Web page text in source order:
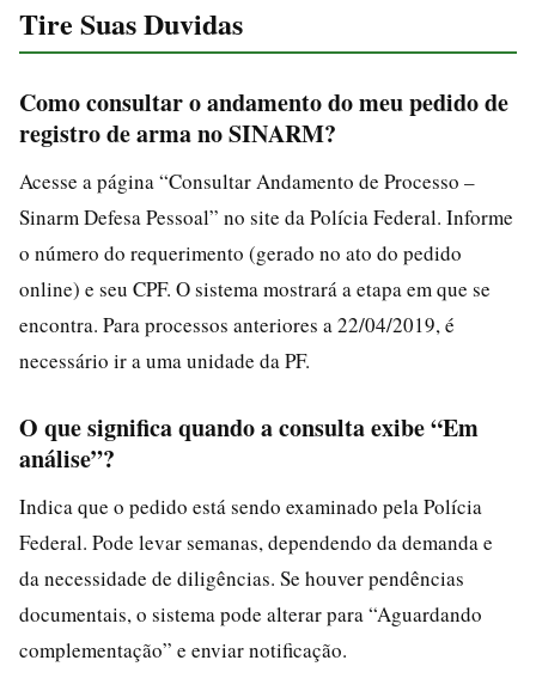
Tire Suas Duvidas
Como consultar o andamento do meu pedido de
registro de arma no SINARM?
Acesse a página “Consultar Andamento de Processo –
Sinarm Defesa Pessoal” no site da Polícia Federal. Informe
o número do requerimento (gerado no ato do pedido
online) e seu CPF. O sistema mostrará a etapa em que se
encontra. Para processos anteriores a 22/04/2019, é
necessário ir a uma unidade da PF.
O que significa quando a consulta exibe “Em
análise”?
Indica que o pedido está sendo examinado pela Polícia
Federal. Pode levar semanas, dependendo da demanda e
da necessidade de diligências. Se houver pendências
documentais, o sistema pode alterar para “Aguardando
complementação” e enviar notificação.